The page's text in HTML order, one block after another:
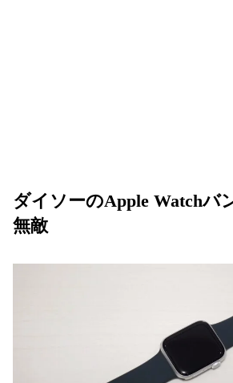
ダイソーのApple Watchバ
無敵